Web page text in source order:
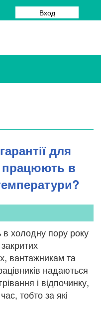
Вход
для
працюють в
холодну пору року
вантажникам та
надаються
і відпочинку,
тобто за які